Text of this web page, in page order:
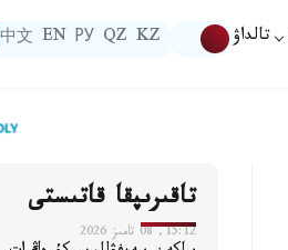
تالداۋ KZ
QZ
РУ
EN
中文
تاقىرىپقا قاتىستى
15:12, 08 تامىز 2026